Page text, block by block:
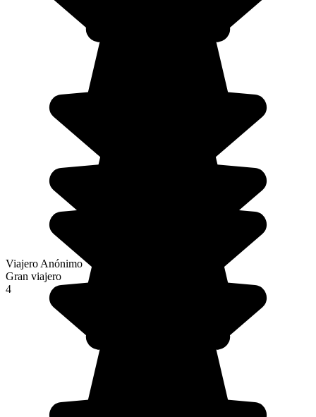
Viajero Anónimo
Gran viajero
4